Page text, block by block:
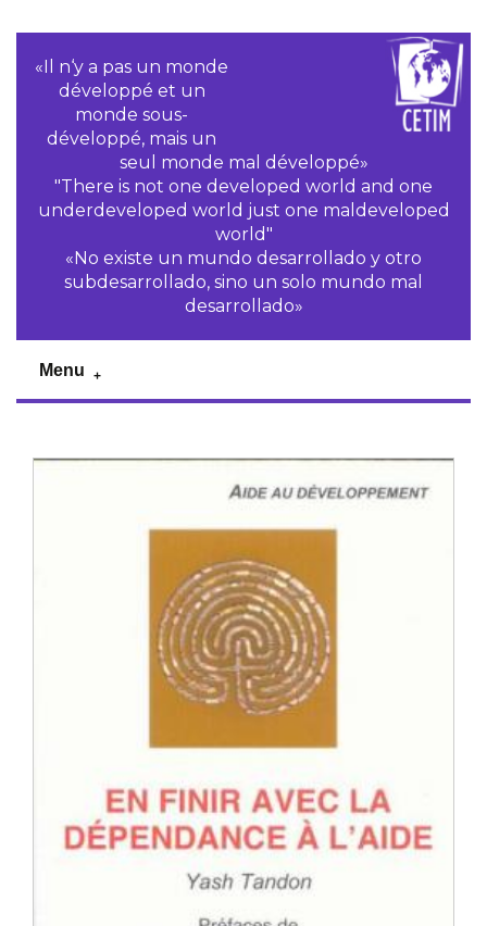
«Il n‘y a pas un monde
développé et un
monde sous-
développé, mais un
seul monde mal développé»
"There is not one developed world and one
underdeveloped world just one maldeveloped
world"
«No existe un mundo desarrollado y otro
subdesarrollado, sino un solo mundo mal
desarrollado»
Menu